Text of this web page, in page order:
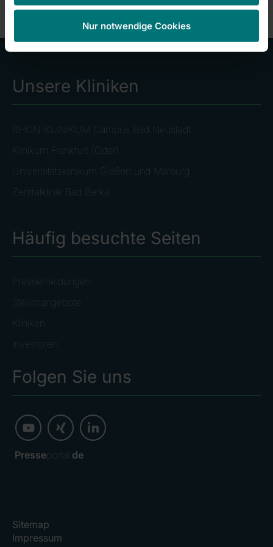
Nur notwendige Cookies
Unsere Kliniken
RHÖN-KLINIKUM Campus Bad Neustadt
Klinikum Frankfurt (Oder)
Universitätsklinikum Gießen und Marburg
Zentralklinik Bad Berka
Häufig besuchte Seiten
Pressemeldungen
Stellenangebote
Kliniken
Investoren
Folgen Sie uns
Presseportal. de
Sitemap
Impressum